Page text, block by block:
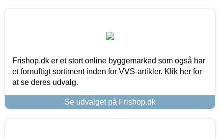
Frishop.dk er et stort online byggemarked som også har
et fornuftigt sortiment inden for VVS-artikler. Klik her for
at se deres udvalg.
Se udvalget på Frishop.dk